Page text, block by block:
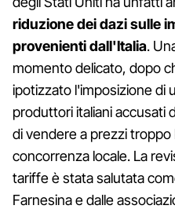
riduzione dei dazi sulle
provenienti dall'Italia.
momento delicato, dopo
ipotizzato l'imposizione di
produttori italiani accusati
di vendere a prezzi
concorrenza locale. La
tariffe è stata salutata
Farnesina e dalle